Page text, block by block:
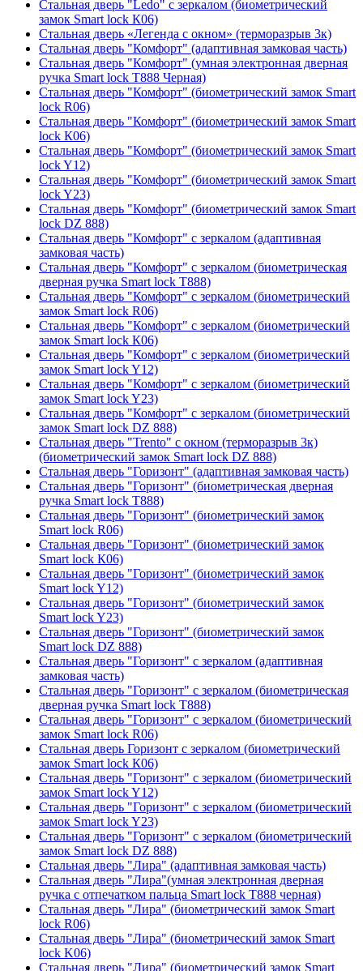
Стальная дверь "Ledo" с зеркалом (биометрический
замок Smart lock К06)
Стальная дверь «Легенда с окном» (терморазрыв 3к)
Стальная дверь "Комфорт" (адаптивная замковая часть)
Стальная дверь "Комфорт" (умная электронная дверная
ручка Smart lock T888 Черная)
Стальная дверь "Комфорт" (биометрический замок Smart
lock R06)
Стальная дверь "Комфорт" (биометрический замок Smart
lock К06)
Стальная дверь "Комфорт" (биометрический замок Smart
lock Y12)
Стальная дверь "Комфорт" (биометрический замок Smart
lock Y23)
Стальная дверь "Комфорт" (биометрический замок Smart
lock DZ 888)
Стальная дверь "Комфорт" с зеркалом (адаптивная
замковая часть)
Стальная дверь "Комфорт" с зеркалом (биометрическая
дверная ручка Smart lock T888)
Стальная дверь "Комфорт" с зеркалом (биометрический
замок Smart lock R06)
Стальная дверь "Комфорт" с зеркалом (биометрический
замок Smart lock К06)
Стальная дверь "Комфорт" с зеркалом (биометрический
замок Smart lock Y12)
Стальная дверь "Комфорт" с зеркалом (биометрический
замок Smart lock Y23)
Стальная дверь "Комфорт" с зеркалом (биометрический
замок Smart lock DZ 888)
Стальная дверь "Trento" с окном (терморазрыв 3к)
(биометрический замок Smart lock DZ 888)
Стальная дверь "Горизонт" (адаптивная замковая часть)
Стальная дверь "Горизонт" (биометрическая дверная
ручка Smart lock T888)
Стальная дверь "Горизонт" (биометрический замок
Smart lock R06)
Стальная дверь "Горизонт" (биометрический замок
Smart lock К06)
Стальная дверь "Горизонт" (биометрический замок
Smart lock Y12)
Стальная дверь "Горизонт" (биометрический замок
Smart lock Y23)
Стальная дверь "Горизонт" (биометрический замок
Smart lock DZ 888)
Стальная дверь "Горизонт" с зеркалом (адаптивная
замковая часть)
Стальная дверь "Горизонт" с зеркалом (биометрическая
дверная ручка Smart lock T888)
Стальная дверь "Горизонт" с зеркалом (биометрический
замок Smart lock R06)
Стальная дверь Горизонт с зеркалом (биометрический
замок Smart lock К06)
Стальная дверь "Горизонт" с зеркалом (биометрический
замок Smart lock Y12)
Стальная дверь "Горизонт" с зеркалом (биометрический
замок Smart lock Y23)
Стальная дверь "Горизонт" с зеркалом (биометрический
замок Smart lock DZ 888)
Стальная дверь "Лира" (адаптивная замковая часть)
Стальная дверь "Лира"(умная электронная дверная
ручка с отпечатком пальца Smart lock T888 черная)
Стальная дверь "Лира" (биометрический замок Smart
lock R06)
Стальная дверь "Лира" (биометрический замок Smart
lock K06)
Стальная дверь "Лира" (биометрический замок Smart